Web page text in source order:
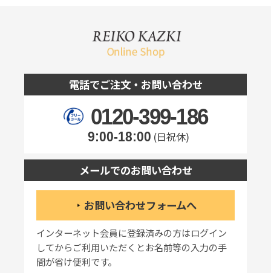
電話でご注文・お問い合わせ
0120-399-186
9:00-18:00 (日祝休)
メールでのお問い合わせ
お問い合わせフォームへ
インターネット会員に登録済みの方はログイン
してからご利用いただくとお名前等の入力の手
間が省け便利です。